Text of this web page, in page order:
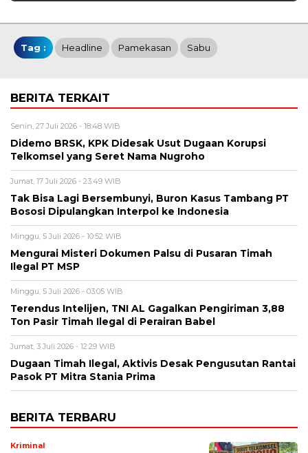
Tag : Headline Pamekasan Sabu
BERITA TERKAIT
Senin, 27 Juli 2026 - 18:48 WIB
Didemo BRSK, KPK Didesak Usut Dugaan Korupsi
Telkomsel yang Seret Nama Nugroho
Jumat, 17 Juli 2026 - 23:49 WIB
Tak Bisa Lagi Bersembunyi, Buron Kasus Tambang PT
Bososi Dipulangkan Interpol ke Indonesia
Minggu, 5 Juli 2026 - 10:52 WIB
Mengurai Misteri Dokumen Palsu di Pusaran Timah
Ilegal PT MSP
Minggu, 5 Juli 2026 - 03:05 WIB
Terendus Intelijen, TNI AL Gagalkan Pengiriman 3,88
Ton Pasir Timah Ilegal di Perairan Babel
Jumat, 3 Juli 2026 - 12:29 WIB
Dugaan Timah Ilegal, Aktivis Desak Pengusutan Rantai
Pasok PT Mitra Stania Prima
BERITA TERBARU
Kriminal